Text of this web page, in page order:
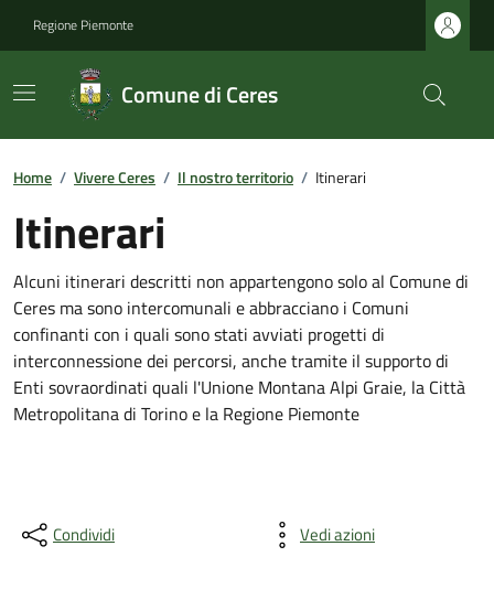
Regione Piemonte
Comune di Ceres
Home / Vivere Ceres / Il nostro territorio / Itinerari
Itinerari
Alcuni itinerari descritti non appartengono solo al Comune di
Ceres ma sono intercomunali e abbracciano i Comuni
confinanti con i quali sono stati avviati progetti di
interconnessione dei percorsi, anche tramite il supporto di
Enti sovraordinati quali l'Unione Montana Alpi Graie, la Città
Metropolitana di Torino e la Regione Piemonte
Condividi Vedi azioni